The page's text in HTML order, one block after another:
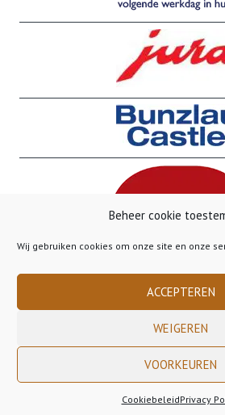
Beheer cookie
Wij gebruiken cookies om onze site en onze
ACCEPTEREN
WEIGEREN
VOORKEUREN
CookiebeleidPrivacy
vanaf €50,00 - - - Gratis verzending naar België